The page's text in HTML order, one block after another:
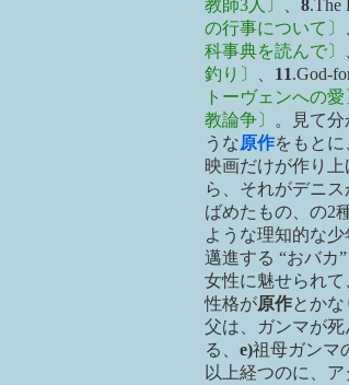
教師3人〕
8.The
の行事について〕
科事典を読んで〕
釣り〕
11.God-
トーヴェンへの愛
教論争〕
。見て分
うな原作をもとに
映画だけが作り
ら、それがデニ
ばめたもの、の2
ような理知的な
邁進する “おバカ
女性に魅せられ
性格が原作とか
父は、ガンマが
る、 e)祖母ガンマ
以上経つのに、